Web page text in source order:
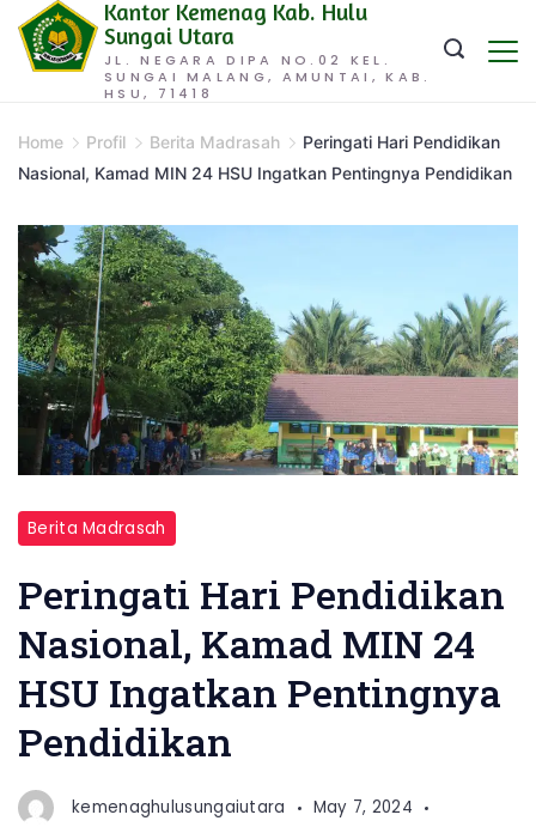
Skip
JL. NEGARA DIPA NO.02 KEL.
SUNGAI MALANG, AMUNTAI, KAB.
HSU, 71418
Kantor Kemenag Kab. Hulu
Sungai Utara
Home Profil Berita Madrasah
Peringati Hari Pendidikan
Nasional, Kamad MIN 24 HSU Ingatkan Pentingnya Pendidikan
Berita Madrasah
Peringati Hari Pendidikan
Nasional, Kamad MIN 24
HSU Ingatkan Pentingnya
Pendidikan
kemenaghulusungaiutara
May 7, 2024